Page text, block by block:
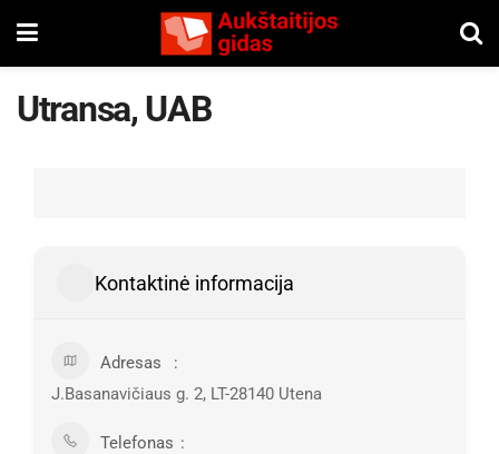
Utransa, UAB
Kontaktinė informacija
Adresas
J.Basanavičiaus g. 2, LT-28140 Utena
Telefonas